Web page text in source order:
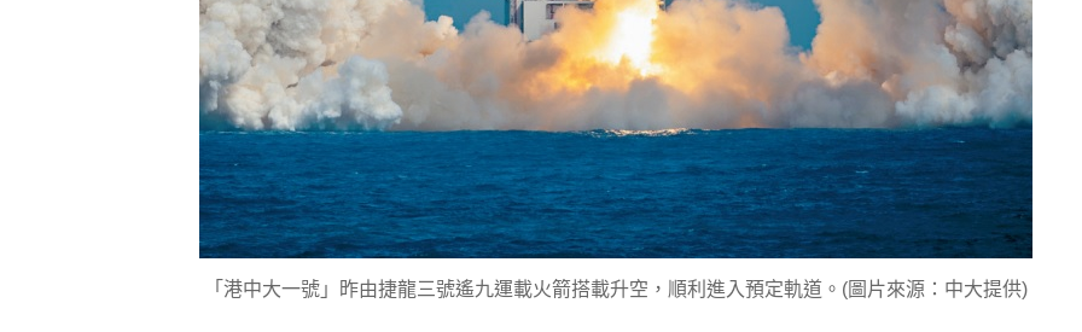
「港中大一號」昨由捷龍三號遙九運載火箭搭載升空，順利進入預定軌道。(圖片來源：中大提供)